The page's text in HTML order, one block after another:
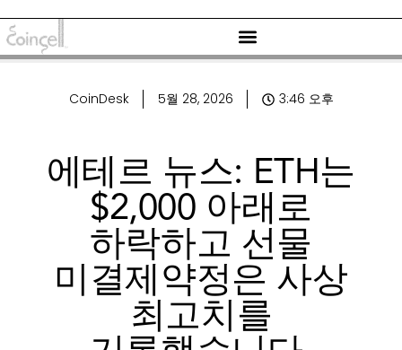
CoinDesk 5월 28, 2026 3:46 오후
에테르 뉴스: ETH는
$2,000 아래로
하락하고 선물
미결제약정은 사상
최고치를